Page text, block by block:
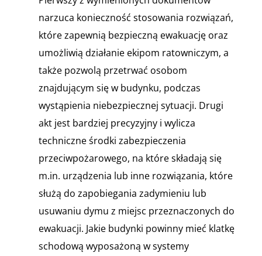
narzuca konieczność stosowania rozwiązań,
które zapewnią bezpieczną ewakuację oraz
umożliwią działanie ekipom ratowniczym, a
także pozwolą przetrwać osobom
znajdującym się w budynku, podczas
wystąpienia niebezpiecznej sytuacji. Drugi
akt jest bardziej precyzyjny i wylicza
techniczne środki zabezpieczenia
przeciwpożarowego, na które składają się
m.in. urządzenia lub inne rozwiązania, które
służą do zapobiegania zadymieniu lub
usuwaniu dymu z miejsc przeznaczonych do
ewakuacji. Jakie budynki powinny mieć klatkę
schodową wyposażoną w systemy